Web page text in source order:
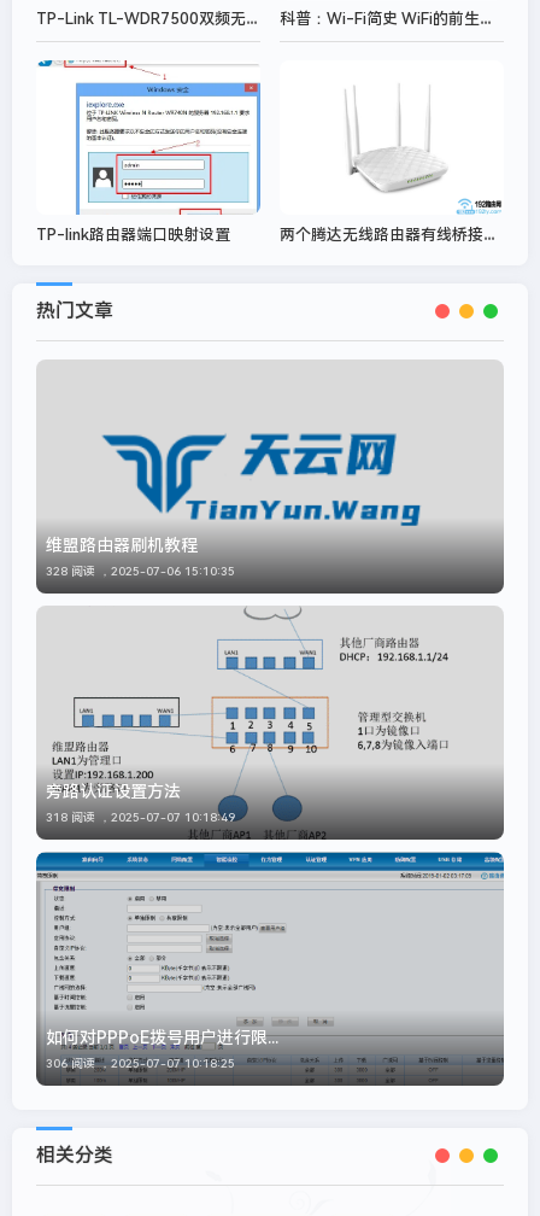
TP-Link TL-WDR7500双频无线路由器设置 科普：Wi-Fi简史 WiFi的前生今世
TP-link路由器端口映射设置 两个腾达无线路由器有线桥接设置图解教程
热门文章
维盟路由器刷机教程
328 阅读 ， 2025-07-06 15:10:35
旁路认证设置方法
318 阅读 ， 2025-07-07 10:18:49
如何对PPPoE拨号用户进行限...
306 阅读 ， 2025-07-07 10:18:25
相关分类